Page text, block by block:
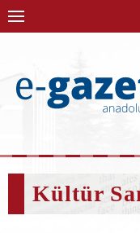
Kültür